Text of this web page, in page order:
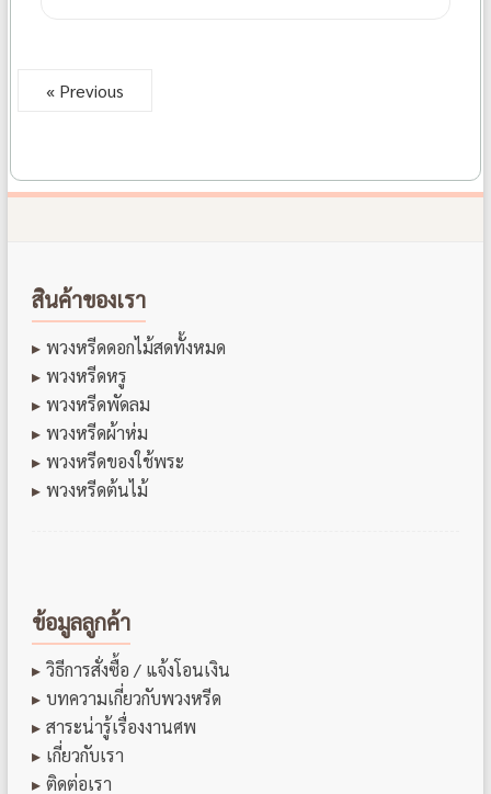
« Previous
สินค้าของเรา
พวงหรีดดอกไม้สดทั้งหมด
พวงหรีดหรู
พวงหรีดพัดลม
พวงหรีดผ้าห่ม
พวงหรีดของใช้พระ
พวงหรีดต้นไม้
ข้อมูลลูกค้า
วิธีการสั่งซื้อ / แจ้งโอนเงิน
บทความเกี่ยวกับพวงหรีด
สาระน่ารู้เรื่องงานศพ
เกี่ยวกับเรา
ติดต่อเรา